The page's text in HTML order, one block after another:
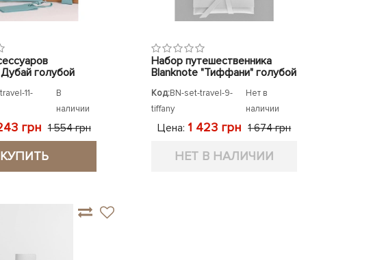
голубой
11-
В
наличии
грн 1 554 грн
КУПИТЬ
Набор путешественника
Blanknote "Тиффани" голубой
Код:BN-set-travel-9-
tiffany
Нет в
наличии
Цена: 1 423 грн 1 674 грн
НЕТ В НАЛИЧИИ